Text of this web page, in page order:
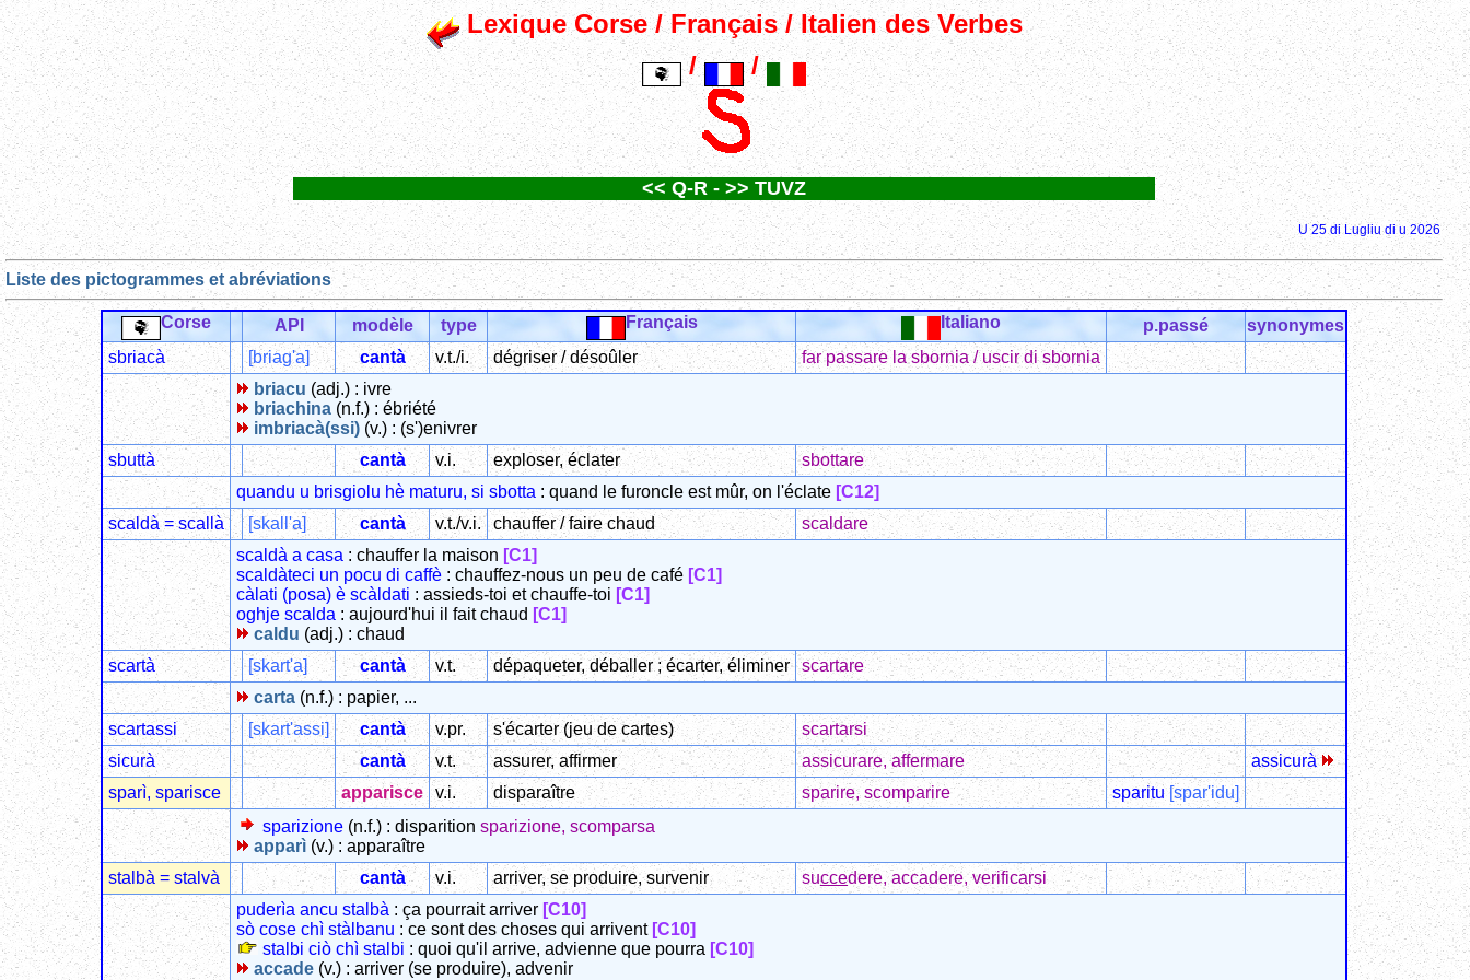
Lexique Corse / Français / Italien des Verbes
/
/
<< Q-R - >> TUVZ
U 25 di Lugliu di u 2026
Liste des pictogrammes et abréviations
Corse API modèle type Français Italiano p.passé
synonymes
sbriacà
[briag'a] cantà v.t./i. dégriser / désoûler
far passare la sbornia / uscir di sbornia
briacu (adj.) : ivre
briachina (n.f.) : ébriété
imbriacà(ssi) (v.) : (s')enivrer
sbuttà
cantà v.i. exploser, éclater
sbottare
quandu u brisgiolu hè maturu, si sbotta : quand le furoncle est mûr, on l'éclate [C12]
scaldà = scallà
[skall'a] cantà v.t./v.i. chauffer / faire chaud
scaldare
scaldà a casa : chauffer la maison [C1]
scaldàteci un pocu di caffè : chauffez-nous un peu de café [C1]
càlati (posa) è scàldati : assieds-toi et chauffe-toi [C1]
oghje scalda : aujourd'hui il fait chaud [C1]
caldu (adj.) : chaud
scartà
[skart'a] cantà v.t. dépaqueter, déballer ; écarter, éliminer
scartare
carta (n.f.) : papier, ...
scartassi
[skart'assi] cantà v.pr. s'écarter (jeu de cartes)
scartarsi
sicurà
cantà v.t. assurer, affirmer assicurare, affermare
assicurà
sparì, sparisce
apparisce v.i. disparaître sparire, scomparire sparitu [spar'idu]
sparizione (n.f.) : disparition sparizione, scomparsa
apparì (v.) : apparaître
stalbà = stalvà
cantà v.i. arriver, se produire, survenir succedere, accadere, verificarsi
puderìa ancu stalbà : ça pourrait arriver [C10]
sò cose chì stàlbanu : ce sont des choses qui arrivent [C10]
stalbi ciò chì stalbi : quoi qu'il arrive, advienne que pourra [C10]
accade (v.) : arriver (se produire), advenir